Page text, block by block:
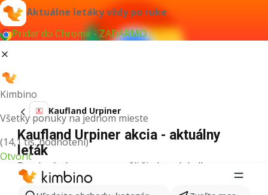
Aktuálne letáky vždy po ruke
Pridať do Chrome - ZADARMO
Kimbino
Všetky ponuky na jednom mieste
(14,1 tis. hodnotení)
Otvoriť
Kaufland Urpiner
Kaufland Urpiner akcia - aktuálny
leták
Pre daný výraz sme nenašli žiadne výsledky.
Ďalšie produkty v obchodoch